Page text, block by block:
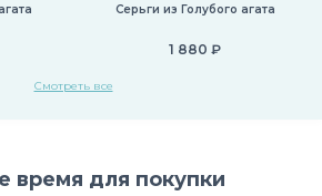
Серьги из Голубого агата
1 880 ₽
Смотреть все
время для покупки